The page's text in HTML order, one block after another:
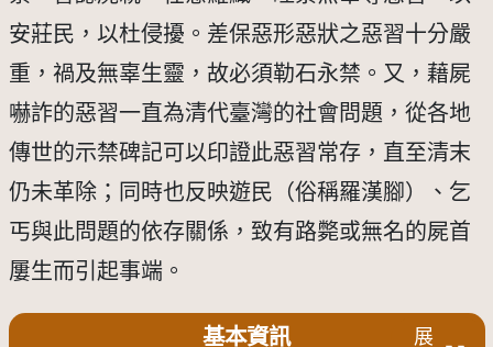
安莊民，以杜侵擾。差保惡形惡狀之惡習十分嚴
重，禍及無辜生靈，故必須勒石永禁。又，藉屍
嚇詐的惡習一直為清代臺灣的社會問題，從各地
傳世的示禁碑記可以印證此惡習常存，直至清末
仍未革除；同時也反映遊民（俗稱羅漢腳）、乞
丐與此問題的依存關係，致有路斃或無名的屍首
屢生而引起事端。
基本資訊
展